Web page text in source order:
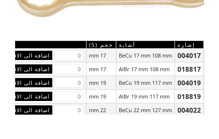
إشارة أشابة حجم (S)
004017
BeCu 17 mm 108 mm
17 mm
018817
AlBr 17 mm 108 mm
17 mm
004019
BeCu 19 mm 117 mm
19 mm
018819
AlBr 19 mm 117 mm
19 mm
004022
BeCu 22 mm 127 mm
22 mm